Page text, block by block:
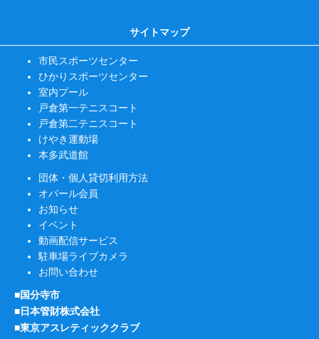
サイトマップ
市民スポーツセンター
ひかりスポーツセンター
室内プール
戸倉第一テニスコート
戸倉第二テニスコート
けやき運動場
本多武道館
団体・個人貸切利用方法
オパール会員
お知らせ
イベント
動画配信サービス
駐車場ライブカメラ
お問い合わせ
■国分寺市
■日本管財株式会社
■東京アスレティッククラブ